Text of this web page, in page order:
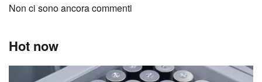
Non ci sono ancora commenti
Hot now